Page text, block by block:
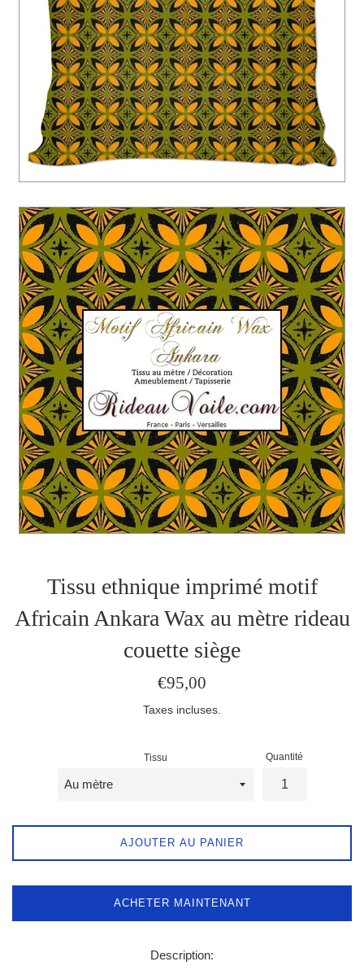
Tissu ethnique imprimé motif
Africain Ankara Wax au mètre rideau
couette siège
Prix
€95,00
Taxes incluses.
Tissu Quantité
AJOUTER AU PANIER
ACHETER MAINTENANT
Description: